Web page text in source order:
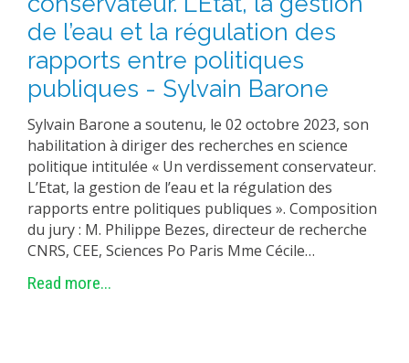
de l’eau et la régulation des
rapports entre politiques
publiques - Sylvain Barone
Sylvain Barone a soutenu, le 02 octobre 2023, son
habilitation à diriger des recherches en science
politique intitulée « Un verdissement conservateur.
L’Etat, la gestion de l’eau et la régulation des
rapports entre politiques publiques ». Composition
du jury : M. Philippe Bezes, directeur de recherche
CNRS, CEE, Sciences Po Paris Mme Cécile…
Read more...